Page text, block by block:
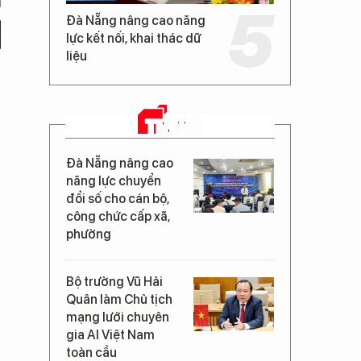
Đà Nẵng nâng cao năng
lực kết nối, khai thác dữ
liệu
TIN MỚI
Đà Nẵng nâng cao
năng lực chuyển
đổi số cho cán bộ,
công chức cấp xã,
phường
Bộ trưởng Vũ Hải
Quân làm Chủ tịch
mạng lưới chuyên
gia AI Việt Nam
toàn cầu